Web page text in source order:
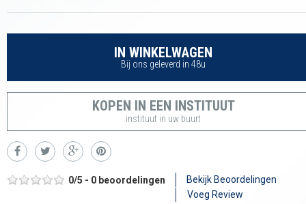
IN WINKELWAGEN
Bij ons geleverd in 48u
KOPEN IN EEN INSTITUUT
instituut in uw buurt
0/5 - 0 beoordelingen
Bekijk Beoordelingen
Voeg Review